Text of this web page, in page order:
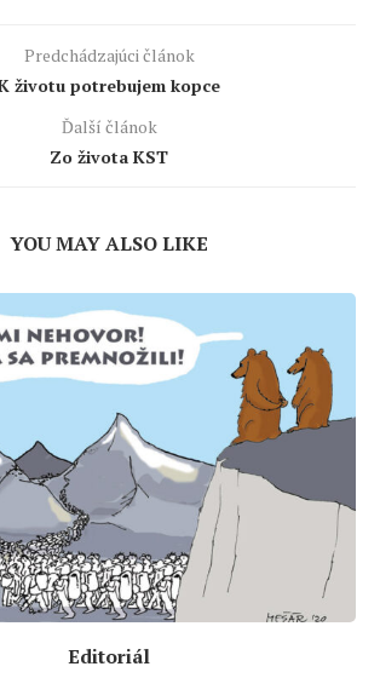
Predchádzajúci článok
životu potrebujem kopce
Ďalší článok
Zo života KST
YOU MAY ALSO LIKE
Editoriál